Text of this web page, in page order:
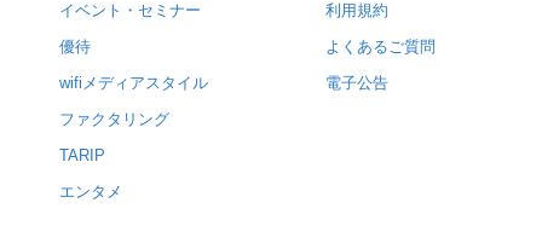
イベント・セミナー
優待
wifiメディアスタイル
ファクタリング
TARIP
エンタメ
利用規約
よくあるご質問
電子公告